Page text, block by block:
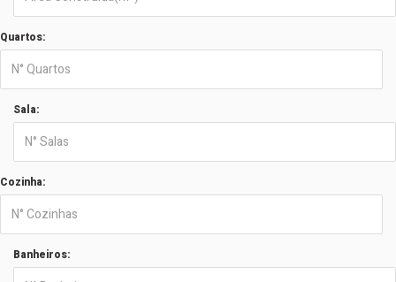
Quartos:
Sala:
Cozinha:
Banheiros: